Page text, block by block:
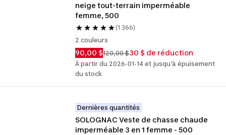
neige tout-terrain imperméable
femme, 500
(1 366)
2 couleurs
90,00 $120,00 $30 $ de réduction
À partir du 2026-01-14 et jusqu'à épuisement
du stock
Dernières quantités
SOLOGNAC Veste de chasse chaude
imperméable 3 en 1 femme - 500